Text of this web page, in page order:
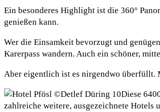
Ein besonderes Highlight ist die 360°
genießen kann.
Wer die Einsamkeit bevorzugt und
Karerpass wandern. Auch ein schöner,
Aber eigentlich ist es nirgendwo überfüllt.
Diese
zahlreiche weitere, ausgezeichnete